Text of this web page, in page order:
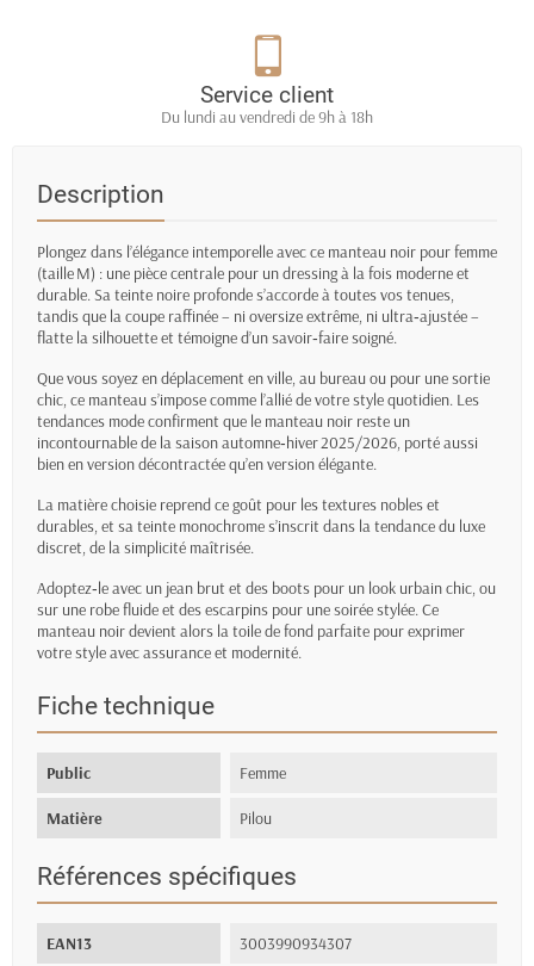
Service client
Du lundi au vendredi de 9h à 18h
Description
Plongez dans l’élégance intemporelle avec ce manteau noir pour femme
(taille M) : une pièce centrale pour un dressing à la fois moderne et
durable. Sa teinte noire profonde s’accorde à toutes vos tenues,
tandis que la coupe raffinée – ni oversize extrême, ni ultra‑ajustée –
flatte la silhouette et témoigne d’un savoir‑faire soigné.
Que vous soyez en déplacement en ville, au bureau ou pour une sortie
chic, ce manteau s’impose comme l’allié de votre style quotidien. Les
tendances mode confirment que le manteau noir reste un
incontournable de la saison automne‑hiver 2025/2026, porté aussi
bien en version décontractée qu’en version élégante.
La matière choisie reprend ce goût pour les textures nobles et
durables, et sa teinte monochrome s’inscrit dans la tendance du luxe
discret, de la simplicité maîtrisée.
Adoptez‑le avec un jean brut et des boots pour un look urbain chic, ou
sur une robe fluide et des escarpins pour une soirée stylée. Ce
manteau noir devient alors la toile de fond parfaite pour exprimer
votre style avec assurance et modernité.
Fiche technique
Public Femme
Matière Pilou
Références spécifiques
EAN13 3003990934307